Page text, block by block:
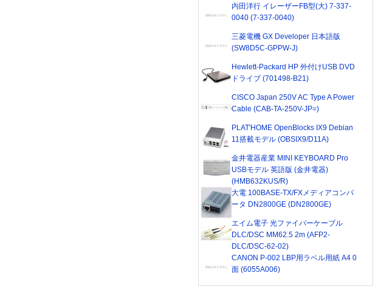
内田洋行 イレーザーFB型(大) 7-337-
0040 (7-337-0040)
三菱電機 GX Developer 日本語版
(SW8D5C-GPPW-J)
Hewlett-Packard HP 外付けUSB DVD
ドライブ (701498-B21)
CISCO Japan 250V AC Type A Power
Cable (CAB-TA-250V-JP=)
PLAT'HOME OpenBlocks IX9 Debian
11搭載モデル (OBSIX9/D11A)
金井電器産業 MINI KEYBOARD Pro
USBモデル 英語版 (金井電器)
(HMB632KUS/R)
大電 100BASE-TX/FXメディアコンバ
ータ DN2800GE (DN2800GE)
エイム電子 光ファイバーケーブル
DLC/DSC MM62.5 2m (AFP2-
DLC/DSC-62-02)
CANON P-002 LBP用ラベル用紙 A4 0
面 (6055A006)